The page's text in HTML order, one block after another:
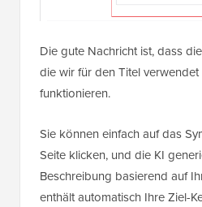
Die gute Nachricht ist, dass
die wir für den Titel
funktionieren.
Sie können einfach auf das
Seite klicken, und die KI
Beschreibung basierend auf
enthält automatisch Ihre Ziel-